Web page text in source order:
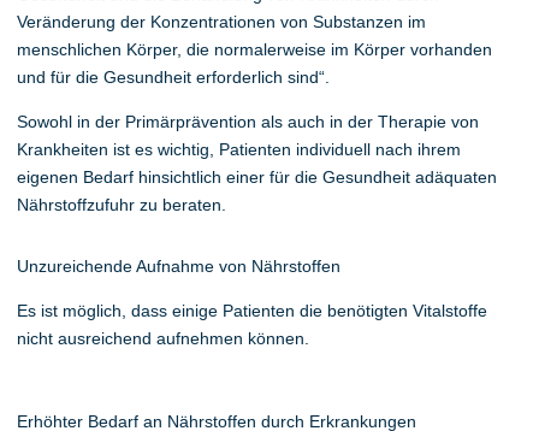
Veränderung der Konzentrationen von Substanzen im
menschlichen Körper, die normalerweise im Körper vorhanden
und für die Gesundheit erforderlich sind“.
Sowohl in der Primärprävention als auch in der Therapie von
Krankheiten ist es wichtig, Patienten individuell nach ihrem
eigenen Bedarf hinsichtlich einer für die Gesundheit adäquaten
Nährstoffzufuhr zu beraten.
Unzureichende Aufnahme von Nährstoffen
Es ist möglich, dass einige Patienten die benötigten Vitalstoffe
nicht ausreichend aufnehmen können.
Erhöhter Bedarf an Nährstoffen durch Erkrankungen